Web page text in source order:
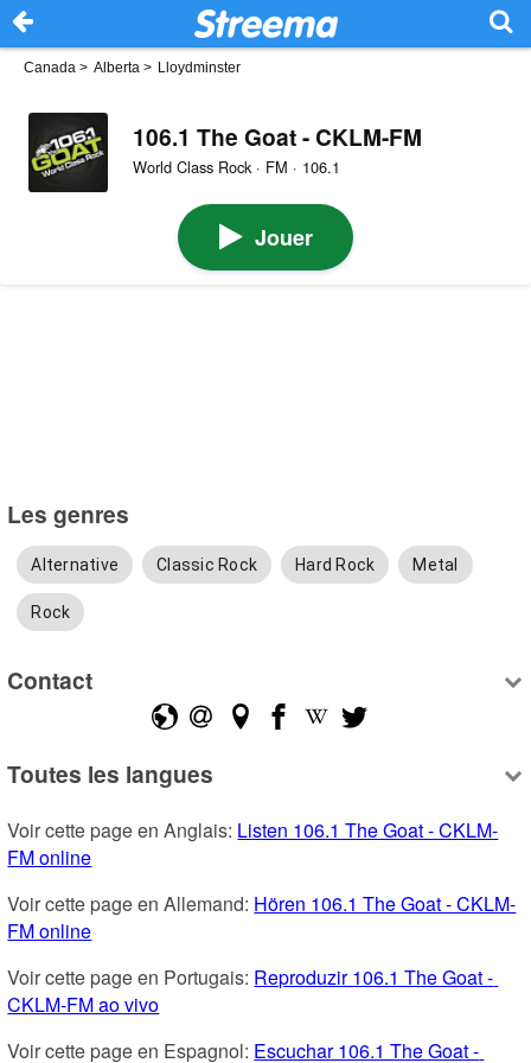
Canada > Alberta > Lloydminster
106.1 The Goat - CKLM-FM
World Class Rock · FM · 106.1
Jouer
Les genres
Alternative Classic Rock Hard Rock Metal
Rock
Contact
Toutes les langues
Voir cette page en Anglais: Listen 106.1 The Goat - CKLM-
FM online
Voir cette page en Allemand: Hören 106.1 The Goat - CKLM-
FM online
Voir cette page en Portugais: Reproduzir 106.1 The Goat -
CKLM-FM ao vivo
Voir cette page en Espagnol: Escuchar 106.1 The Goat -